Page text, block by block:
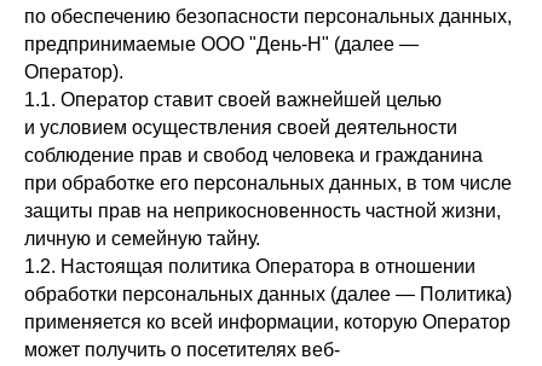
по обеспечению безопасности персональных данных,
предпринимаемые ООО "День-Н" (далее —
Оператор).
1.1. Оператор ставит своей важнейшей целью
и условием осуществления своей деятельности
соблюдение прав и свобод человека и гражданина
при обработке его персональных данных, в том числе
защиты прав на неприкосновенность частной жизни,
личную и семейную тайну.
1.2. Настоящая политика Оператора в отношении
обработки персональных данных (далее — Политика)
применяется ко всей информации, которую Оператор
может получить о посетителях веб-